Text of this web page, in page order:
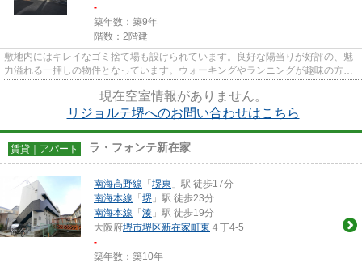
-
築年数：築9年
階数：2階建
敷地内にはキレイなゴミ捨て場も設けられています。良好な陽当りが好評の、魅
力溢れる一押しの物件となっています。ウォーキングやランニングが趣味の方に
現在空室情報がありません。
リジョルテ堺へのお問い合わせはこちら
賃貸｜アパート ラ・フォンテ新在家
南海高野線 「 堺東 」駅 徒歩17分
南海本線 「 堺 」駅 徒歩23分
南海本線 「 湊 」駅 徒歩19分
大阪府堺市堺区新在家町東 ４丁4-5
-
築年数：築10年